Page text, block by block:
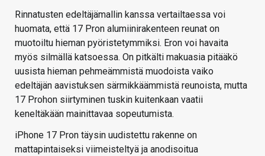
Rinnatusten edeltäjämallin kanssa vertailtaessa voi
huomata, että 17 Pron alumiinirakenteen reunat on
muotoiltu hieman pyöristetymmiksi. Eron voi havaita
myös silmällä katsoessa. On pitkälti makuasia pitääkö
uusista hieman pehmeämmistä muodoista vaiko
edeltäjän aavistuksen särmikkäämmistä reunoista, mutta
17 Prohon siirtyminen tuskin kuitenkaan vaatii
keneltäkään mainittavaa sopeutumista.
iPhone 17 Pron täysin uudistettu rakenne on
mattapintaiseksi viimeisteltyä ja anodisoitua